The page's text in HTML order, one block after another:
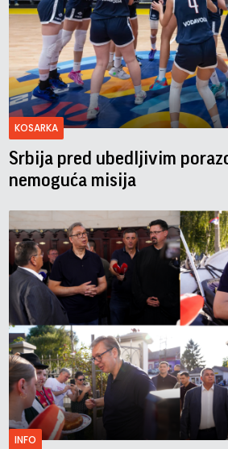
KOSARKA
Srbija pred ubedljivim
nemoguća misija
INFO